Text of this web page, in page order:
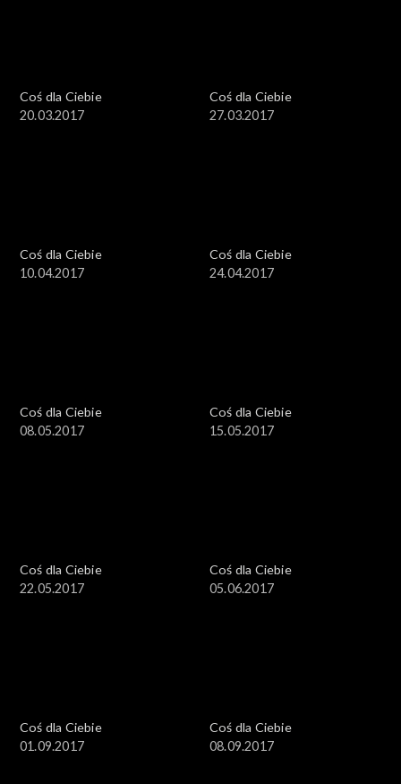
Coś dla Ciebie
20.03.2017
Coś dla Ciebie
27.03.2017
Coś dla Ciebie
10.04.2017
Coś dla Ciebie
24.04.2017
Coś dla Ciebie
08.05.2017
Coś dla Ciebie
15.05.2017
Coś dla Ciebie
22.05.2017
Coś dla Ciebie
05.06.2017
Coś dla Ciebie
01.09.2017
Coś dla Ciebie
08.09.2017